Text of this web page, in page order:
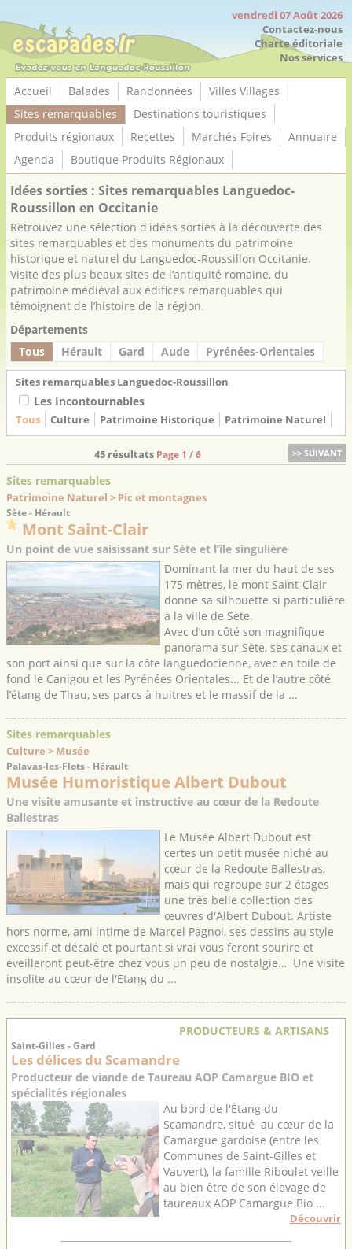
vendredi 07 Août 2026
Contactez-nous
Charte éditoriale
Nos services
Accueil Balades Randonnées
Villes Villages
Sites remarquables
Destinations touristiques
Produits régionaux
Recettes Marchés Foires
Annuaire
Agenda
Boutique Produits Régionaux
Idées sorties : Sites remarquables Languedoc-
Roussillon en Occitanie
Retrouvez une sélection d'idées sorties à la découverte des
sites remarquables et des monuments du patrimoine
historique et naturel du Languedoc-Roussillon Occitanie.
Visite des plus beaux sites de l’antiquité romaine, du
patrimoine médiéval aux édifices remarquables qui
témoignent de l’histoire de la région.
Départements
Tous
Hérault Gard Aude Pyrénées-Orientales
Sites remarquables Languedoc-Roussillon
Les Incontournables
Tous Culture Patrimoine Historique Patrimoine Naturel
>> SUIVANT
45 résultats Page 1 / 6
Sites remarquables
Patrimoine Naturel > Pic et montagnes
Sète - Hérault
Mont Saint-Clair
Un point de vue saisissant sur Sète et l’île singulière
Dominant la mer du haut de ses
175 mètres, le mont Saint-Clair
donne sa silhouette si particulière
à la ville de Sète.
Avec d’un côté son magnifique
panorama sur Sète, ses canaux et
son port ainsi que sur la côte languedocienne, avec en toile de
fond le Canigou et les Pyrénées Orientales... Et de l’autre côté
l’étang de Thau, ses parcs à huitres et le massif de la ...
Sites remarquables
Culture > Musée
Palavas-les-Flots - Hérault
Musée Humoristique Albert Dubout
Une visite amusante et instructive au cœur de la Redoute
Ballestras
Le Musée Albert Dubout est
certes un petit musée niché au
cœur de la Redoute Ballestras,
mais qui regroupe sur 2 étages
une très belle collection des
œuvres d'Albert Dubout. Artiste
hors norme, ami intime de Marcel Pagnol, ses dessins au style
excessif et décalé et pourtant si vrai vous feront sourire et
éveilleront peut-être chez vous un peu de nostalgie… Une visite
insolite au cœur de l'Etang du ...
PRODUCTEURS & ARTISANS
Saint-Gilles - Gard
Les délices du Scamandre
Producteur de viande de Taureau AOP Camargue BIO et
spécialités régionales
Au bord de l'Étang du
Scamandre, situé au cœur de la
Camargue gardoise (entre les
Communes de Saint-Gilles et
Vauvert), la famille Riboulet veille
au bien être de son élevage de
taureaux AOP Camargue Bio ...
Découvrir